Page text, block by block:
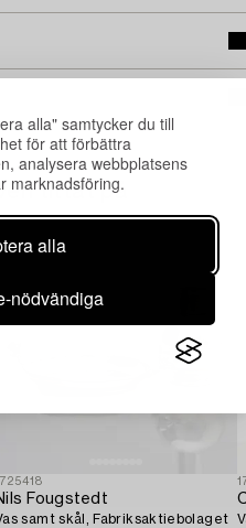
alla" samtycker du till
för att förbättra
analysera webbplatsens
marknadsföring.
alla
nödvändiga
tittat på
Fougstedt
samt skål, Fabriksaktiebolaget